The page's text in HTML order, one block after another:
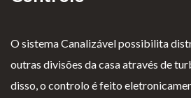
O sistema Canalizável possibilita
outras divisões da casa através de
disso, o controlo é feito